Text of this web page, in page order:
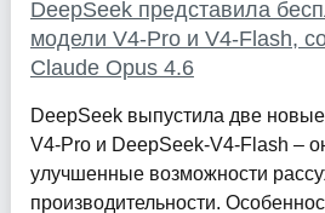
DeepSeek представила
модели V4-Pro и V4-Flash,
Claude Opus 4.6
DeepSeek выпустила две
V4-Pro и DeepSeek-V4-Flash –
улучшенные возможности
производительности.